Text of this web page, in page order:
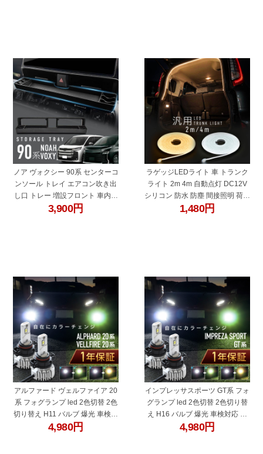
ノア ヴォクシー 90系 センターコ
ンソール トレイ エアコン吹き出
し口 トレー 増設フロント 車内収
納 小物収納 内装 アクセサリー ト
3,900円
ラゲッジLEDライト 車 トランク
ライト 2m 4m 自動点灯 DC12V
シリコン 防水 防塵 間接照明 荷室
照明 バックドア連動 SUV ハッチ
1,480円
アルファード ヴェルファイア 20
系 フォグランプ led 2色切替 2色
切り替え H11 バルブ 爆光 車検対
応 黄色 白 イエロー ライムグリー
4,980円
インプレッサスポーツ GT系 フォ
グランプ led 2色切替 2色切り替
え H16 バルブ 爆光 車検対応 黄
色 白 イエロー ライムグリーン ホ
4,980円